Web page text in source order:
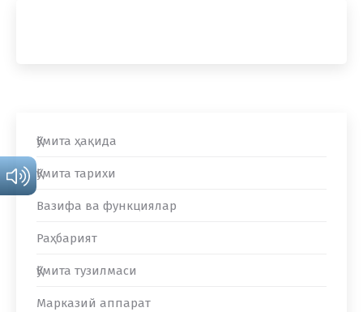
Қўмита ҳақида
Қўмита тарихи
Вазифа ва функциялар
Раҳбарият
Қўмита тузилмаси
Марказий аппарат